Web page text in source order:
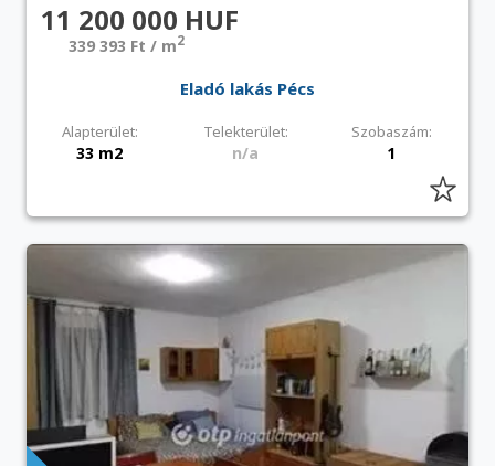
11 200 000 HUF
339 393 Ft / m2
Eladó lakás Pécs
Alapterület: Telekterület: Szobaszám:
33 m2 n/a 1